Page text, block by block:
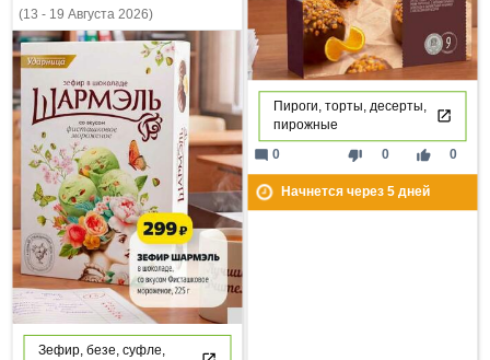
Пироги, торты, десерты,
пирожные
thumb_down 0 thumb_up 0
mode_comment 0
Начнется через 5дней
(13 - 19 Августа 2026)
Зефир, безе, суфле,